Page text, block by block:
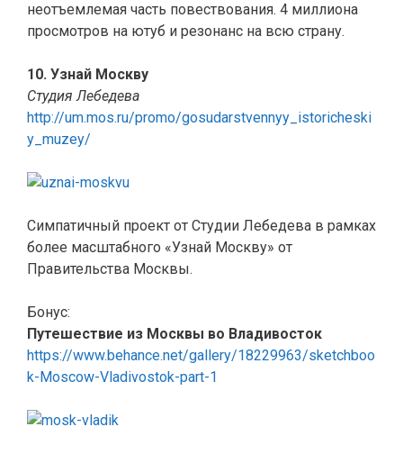
неотъемлемая часть повествования. 4 миллиона
просмотров на ютуб и резонанс на всю страну.
10. Узнай Москву
Студия Лебедева
http://um.mos.ru/promo/gosudarstvennyy_istoricheski
y_muzey/
Симпатичный проект от Студии Лебедева в рамках
более масштабного «Узнай Москву» от
Правительства Москвы.
Бонус:
Путешествие из Москвы во Владивосток
https://www.behance.net/gallery/18229963/sketchboo
k-Moscow-Vladivostok-part-1